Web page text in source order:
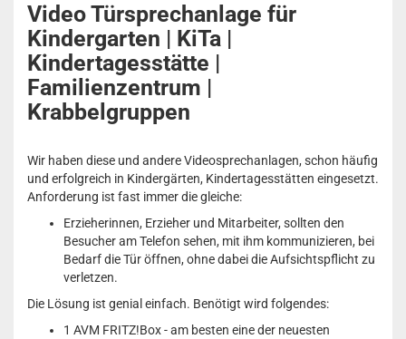
Video Türsprechanlage für
Kindergarten | KiTa |
Kindertagesstätte |
Familienzentrum |
Krabbelgruppen
Wir haben diese und andere Videosprechanlagen, schon häufig
und erfolgreich in Kindergärten, Kindertagesstätten eingesetzt.
Anforderung ist fast immer die gleiche:
Erzieherinnen, Erzieher und Mitarbeiter, sollten den
Besucher am Telefon sehen, mit ihm kommunizieren, bei
Bedarf die Tür öffnen, ohne dabei die Aufsichtspflicht zu
verletzen.
Die Lösung ist genial einfach. Benötigt wird folgendes:
1 AVM FRITZ!Box - am besten eine der neuesten